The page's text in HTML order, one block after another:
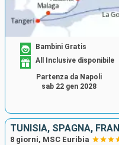
Bambini Gratis
All Inclusive disponibile
Partenza da Napoli
sab 22 gen 2028
TUNISIA, SPAGNA,
8 giorni, MSC Euribia